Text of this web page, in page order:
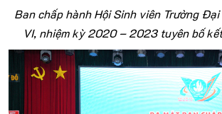
Ban chấp hành Hội Sinh viên Trường
VI, nhiệm kỳ 2020 – 2023 tuyên bố